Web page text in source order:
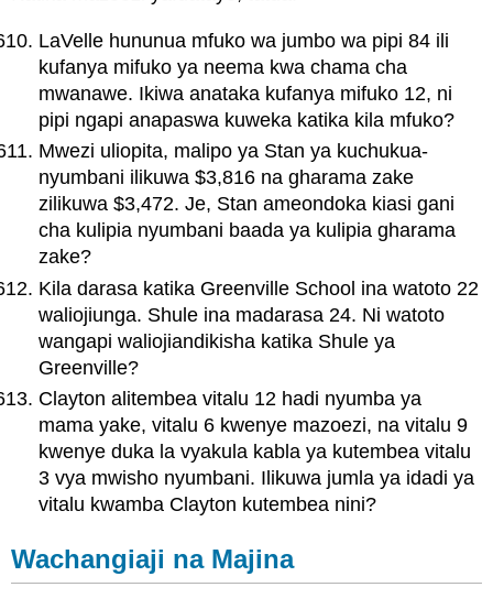
LaVelle hununua mfuko wa jumbo wa pipi 84 ili
kufanya mifuko ya neema kwa chama cha
mwanawe. Ikiwa anataka kufanya mifuko 12, ni
pipi ngapi anapaswa kuweka katika kila mfuko?
Mwezi uliopita, malipo ya Stan ya kuchukua-
nyumbani ilikuwa $3,816 na gharama zake
zilikuwa $3,472. Je, Stan ameondoka kiasi gani
cha kulipia nyumbani baada ya kulipia gharama
zake?
Kila darasa katika Greenville School ina watoto 22
waliojiunga. Shule ina madarasa 24. Ni watoto
wangapi waliojiandikisha katika Shule ya
Greenville?
Clayton alitembea vitalu 12 hadi nyumba ya
mama yake, vitalu 6 kwenye mazoezi, na vitalu 9
kwenye duka la vyakula kabla ya kutembea vitalu
3 vya mwisho nyumbani. Ilikuwa jumla ya idadi ya
vitalu kwamba Clayton kutembea nini?
Wachangiaji na Majina